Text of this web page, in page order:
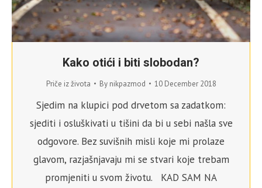
Kako otići i biti slobodan?
Priče iz života By nikpazmod 10 December 2018
Sjedim na klupici pod drvetom sa zadatkom:
sjediti i osluškivati u tišini da bi u sebi našla sve
odgovore. Bez suvišnih misli koje mi prolaze
glavom, razjašnjavaju mi se stvari koje trebam
promjeniti u svom životu. KAD SAM NA